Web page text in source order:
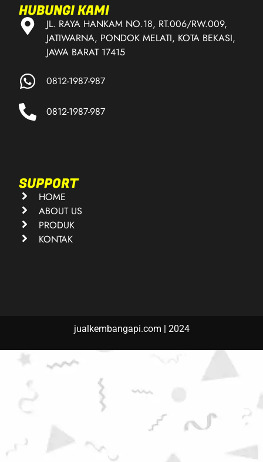
HUBUNGI KAMI
JL. RAYA HANKAM NO.18, RT.006/RW.009,
JATIWARNA, PONDOK MELATI, KOTA BEKASI,
JAWA BARAT 17415
0812-1987-987
0812-1987-987
SUPPORT
HOME
ABOUT US
PRODUK
KONTAK
jualkembangapi.com | 2024